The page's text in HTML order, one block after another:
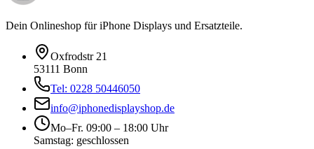
Dein Onlineshop für iPhone Displays und Ersatzteile.
Oxfrodstr 21
53111 Bonn
Tel: 0228 50446050
info@iphonedisplayshop.de
Mo–Fr. 09:00 – 18:00 Uhr
Samstag: geschlossen